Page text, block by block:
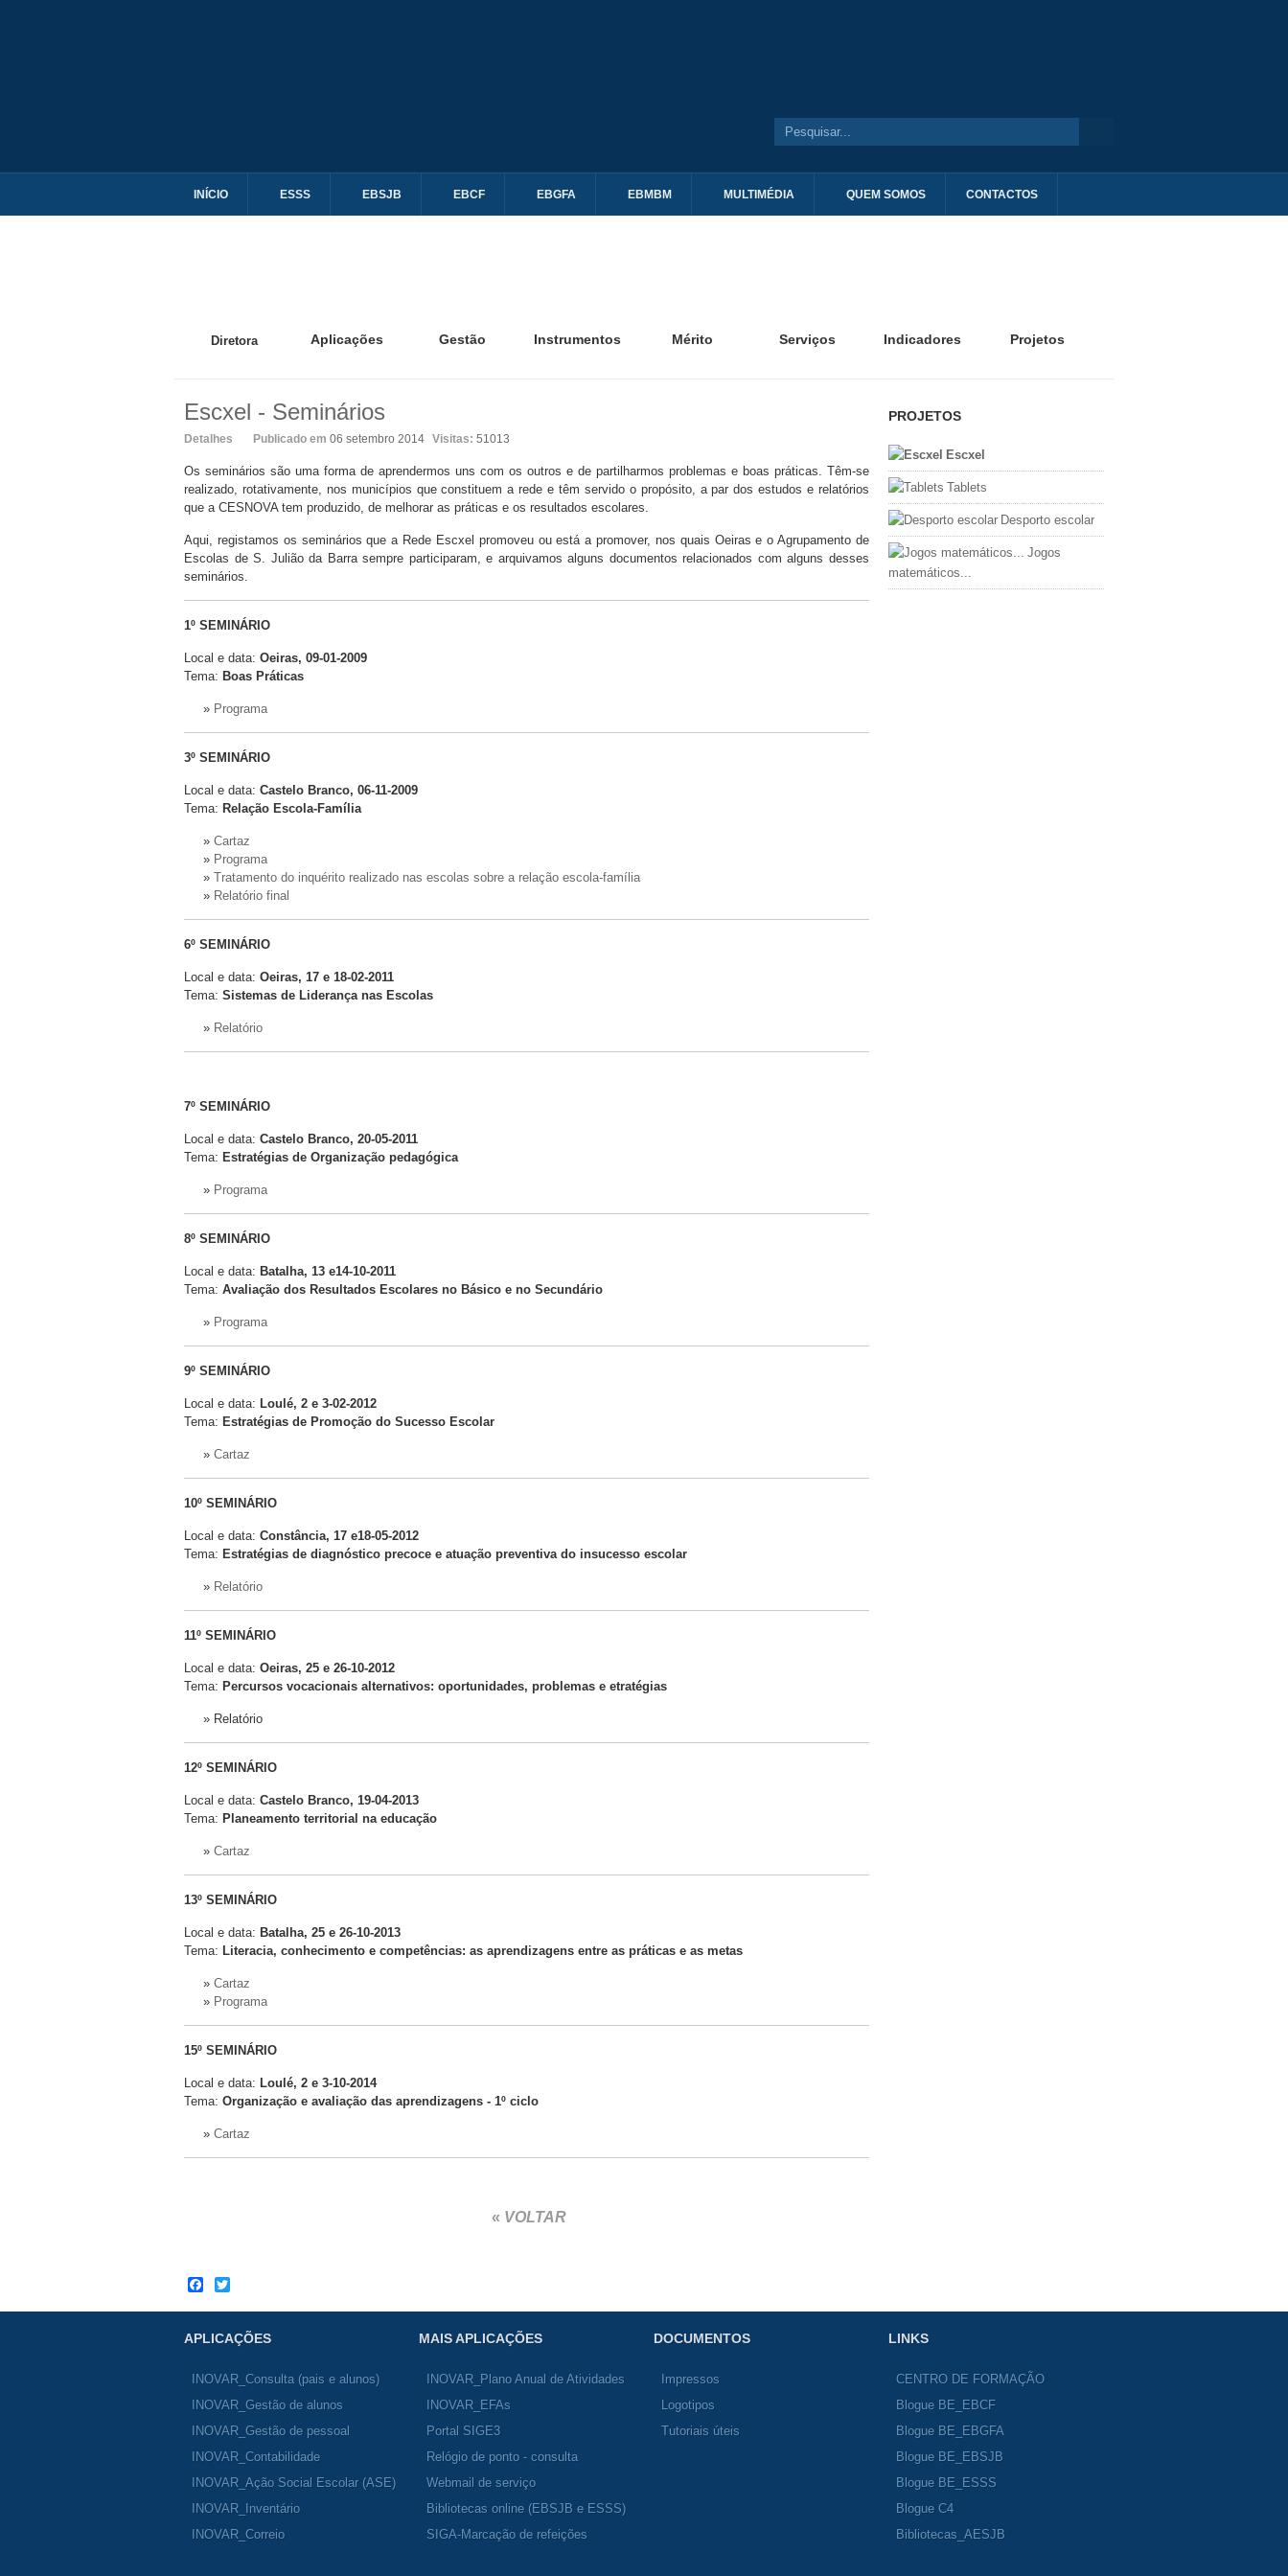
INÍCIO ESSS EBSJB EBCF EBGFA EBMBM MULTIMÉDIA QUEM SOMOS CONTACTOS
Diretora Aplicações Gestão Instrumentos Mérito Serviços Indicadores Projetos
Escxel - Seminários
Detalhes Publicado em 06 setembro 2014 Visitas: 51013
Os seminários são uma forma de aprendermos uns com os outros e de partilharmos problemas e boas práticas. Têm-se
realizado, rotativamente, nos municípios que constituem a rede e têm servido o propósito, a par dos estudos e relatórios
que a CESNOVA tem produzido, de melhorar as práticas e os resultados escolares.
Aqui, registamos os seminários que a Rede Escxel promoveu ou está a promover, nos quais Oeiras e o Agrupamento de
Escolas de S. Julião da Barra sempre participaram, e arquivamos alguns documentos relacionados com alguns desses
seminários.
1º SEMINÁRIO
Local e data: Oeiras, 09-01-2009
Tema: Boas Práticas
» Programa
3º SEMINÁRIO
Local e data: Castelo Branco, 06-11-2009
Tema: Relação Escola-Família
» Cartaz
» Programa
» Tratamento do inquérito realizado nas escolas sobre a relação escola-família
» Relatório final
6º SEMINÁRIO
Local e data: Oeiras, 17 e 18-02-2011
Tema: Sistemas de Liderança nas Escolas
» Relatório
7º SEMINÁRIO
Local e data: Castelo Branco, 20-05-2011
Tema: Estratégias de Organização pedagógica
» Programa
8º SEMINÁRIO
Local e data: Batalha, 13 e14-10-2011
Tema: Avaliação dos Resultados Escolares no Básico e no Secundário
» Programa
9º SEMINÁRIO
Local e data: Loulé, 2 e 3-02-2012
Tema: Estratégias de Promoção do Sucesso Escolar
» Cartaz
10º SEMINÁRIO
Local e data: Constância, 17 e18-05-2012
Tema: Estratégias de diagnóstico precoce e atuação preventiva do insucesso escolar
» Relatório
11º SEMINÁRIO
Local e data: Oeiras, 25 e 26-10-2012
Tema: Percursos vocacionais alternativos: oportunidades, problemas e etratégias
» Relatório
12º SEMINÁRIO
Local e data: Castelo Branco, 19-04-2013
Tema: Planeamento territorial na educação
» Cartaz
13º SEMINÁRIO
Local e data: Batalha, 25 e 26-10-2013
Tema: Literacia, conhecimento e competências: as aprendizagens entre as práticas e as metas
» Cartaz
» Programa
15º SEMINÁRIO
Local e data: Loulé, 2 e 3-10-2014
Tema: Organização e avaliação das aprendizagens - 1º ciclo
» Cartaz
« VOLTAR
PROJETOS
Escxel
Tablets
Desporto escolar
Jogos
matemáticos...
APLICAÇÕES
INOVAR_Consulta (pais e alunos)
INOVAR_Gestão de alunos
INOVAR_Gestão de pessoal
INOVAR_Contabilidade
INOVAR_Ação Social Escolar (ASE)
INOVAR_Inventário
INOVAR_Correio
MAIS APLICAÇÕES
INOVAR_Plano Anual de Atividades
INOVAR_EFAs
Portal SIGE3
Relógio de ponto - consulta
Webmail de serviço
Bibliotecas online (EBSJB e ESSS)
SIGA-Marcação de refeições
DOCUMENTOS
Impressos
Logotipos
Tutoriais úteis
LINKS
CENTRO DE FORMAÇÃO
Blogue BE_EBCF
Blogue BE_EBGFA
Blogue BE_EBSJB
Blogue BE_ESSS
Blogue C4
Bibliotecas_AESJB